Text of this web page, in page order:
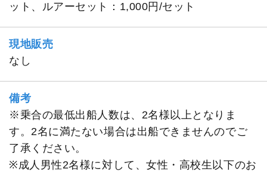
ット、ルアーセット：1,000円/セット
現地販売
なし
備考
※乗合の最低出船人数は、2名様以上となりま
す。2名に満たない場合は出船できませんのでご
了承ください。
※成人男性2名様に対して、女性・高校生以下のお